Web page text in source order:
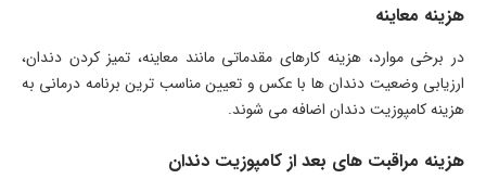
هزینه معاینه
در برخی موارد، هزینه کارهای مقدماتی مانند معاینه، تمیز کردن دندان،
ارزیابی وضعیت دندان ها با عکس و تعیین مناسب ترین برنامه درمانی به
هزینه کامپوزیت دندان اضافه می شوند.
هزینه مراقبت های بعد از کامپوزیت دندان